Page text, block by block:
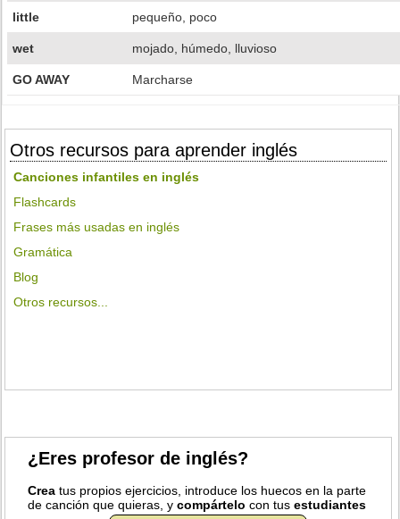
little pequeño, poco
wet mojado, húmedo, lluvioso
GO AWAY Marcharse
Otros recursos para aprender inglés
Canciones infantiles en inglés
Flashcards
Frases más usadas en inglés
Gramática
Blog
Otros recursos...
¿Eres profesor de inglés?
Crea tus propios ejercicios, introduce los huecos en la parte
de canción que quieras, ycompártelo con tusestudiantes